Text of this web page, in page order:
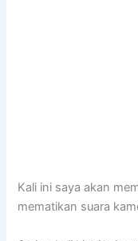
Kali ini saya akan
mematikan suara